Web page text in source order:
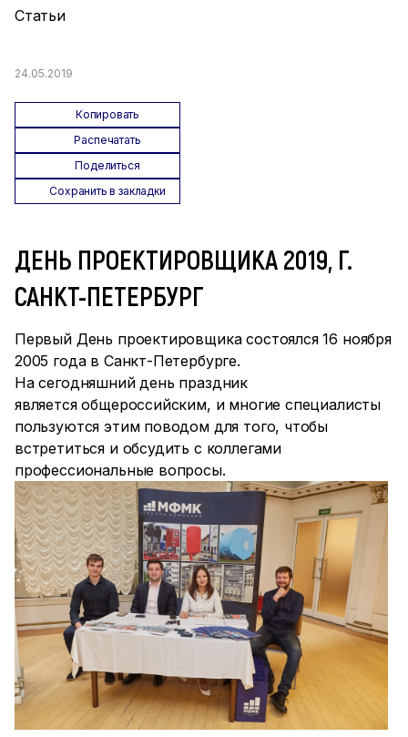
Статьи
24.05.2019
Копировать
Распечатать
Поделиться
Сохранить в закладки
ДЕНЬ ПРОЕКТИРОВЩИКА 2019, Г.
САНКТ-ПЕТЕРБУРГ
Первый День проектировщика состоялся 16 ноября
2005 года в Санкт-Петербурге.
На сегодняшний день праздник
является общероссийским, и многие специалисты
пользуются этим поводом для того, чтобы
встретиться и обсудить с коллегами
профессиональные вопросы.